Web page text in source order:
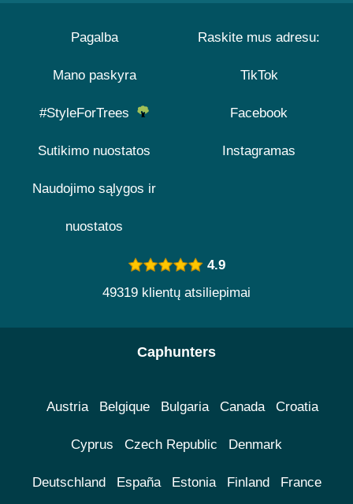
Pagalba
Mano paskyra
#StyleForTrees
Sutikimo nuostatos
Naudojimo sąlygos ir
nuostatos
Raskite mus adresu:
TikTok
Facebook
Instagramas
4.9
49319 klientų atsiliepimai
Caphunters
Austria Belgique Bulgaria Canada Croatia
Cyprus Czech Republic Denmark
Deutschland España Estonia Finland France